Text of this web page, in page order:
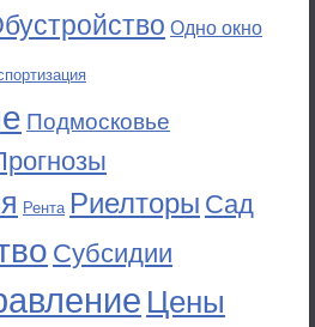
Одно окно
Подмосковье
Рента Риелторы Сад
Субсидии
Цены